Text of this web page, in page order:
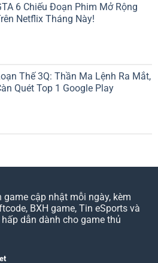
6 Chiếu Đoạn Phim Mở Rộng
Netflix Tháng Này!
Thế 3Q: Thần Ma Lệnh Ra Mắt,
Quét Top 1 Google Play
game cập nhật mỗi ngày, kèm
BXH game, Tin eSports và
dẫn dành cho game thủ